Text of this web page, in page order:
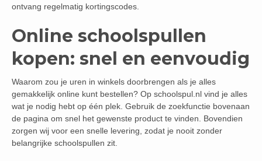
ontvang regelmatig kortingscodes.
Online schoolspullen
kopen: snel en eenvoudig
Waarom zou je uren in winkels doorbrengen als je alles
gemakkelijk online kunt bestellen? Op schoolspul.nl vind je alles
wat je nodig hebt op één plek. Gebruik de zoekfunctie bovenaan
de pagina om snel het gewenste product te vinden. Bovendien
zorgen wij voor een snelle levering, zodat je nooit zonder
belangrijke schoolspullen zit.